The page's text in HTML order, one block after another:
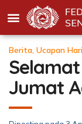
Berita, Ucapan
Jumat